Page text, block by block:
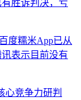
胜诉判决，亏
度糯米App已从
表示目前没有
心竞争力研判